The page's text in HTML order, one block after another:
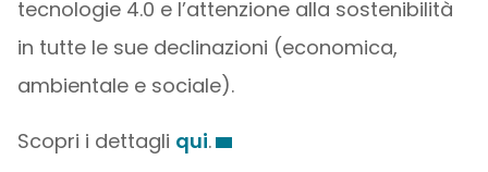
tecnologie 4.0 e l’attenzione alla sostenibilità
in tutte le sue declinazioni (economica,
ambientale e sociale).
Scopri i dettagli qui.